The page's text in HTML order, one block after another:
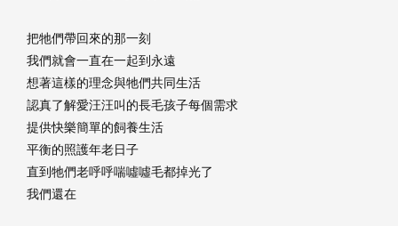
把牠們帶回來的那一刻
我們就會一直在一起到永遠
想著這樣的理念與牠們共同生活
認真了解愛汪汪叫的長毛孩子每個需求
提供快樂簡單的飼養生活
平衡的照護年老日子
直到牠們老呼呼喘噓噓毛都掉光了
我們還在